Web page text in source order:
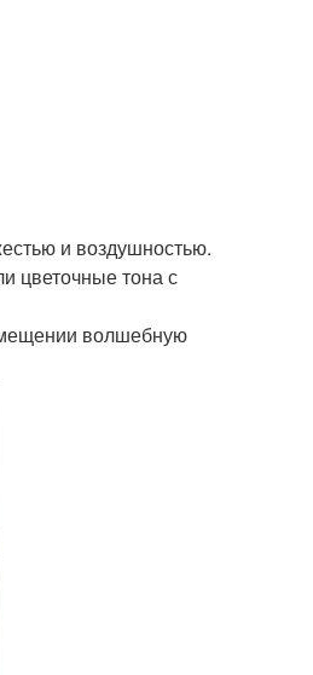
и воздушностью.
цветочные тона с
волшебную